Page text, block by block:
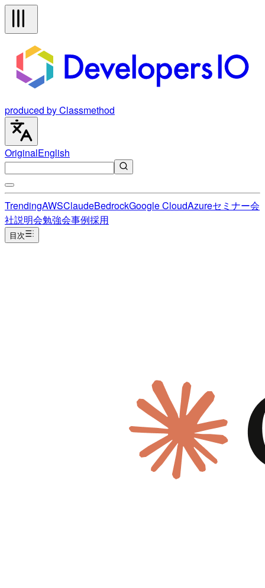
produced by Classmethod
OriginalEnglish
TrendingAWSClaudeBedrockGoogle CloudAzureセミナー会
社説明会勉強会事例採用
目次